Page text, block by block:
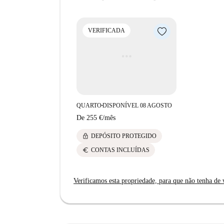
VERIFICADA
QUARTO■DISPONÍVEL 08 AGOSTO
De 255 €/mês
lock DEPÓSITO PROTEGIDO
euro CONTAS INCLUÍDAS
Verificamos esta propriedade, para que não tenha de